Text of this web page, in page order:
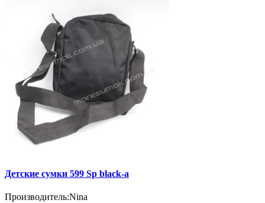
Детские сумки 599 Sp black-a
Производитель:Nina